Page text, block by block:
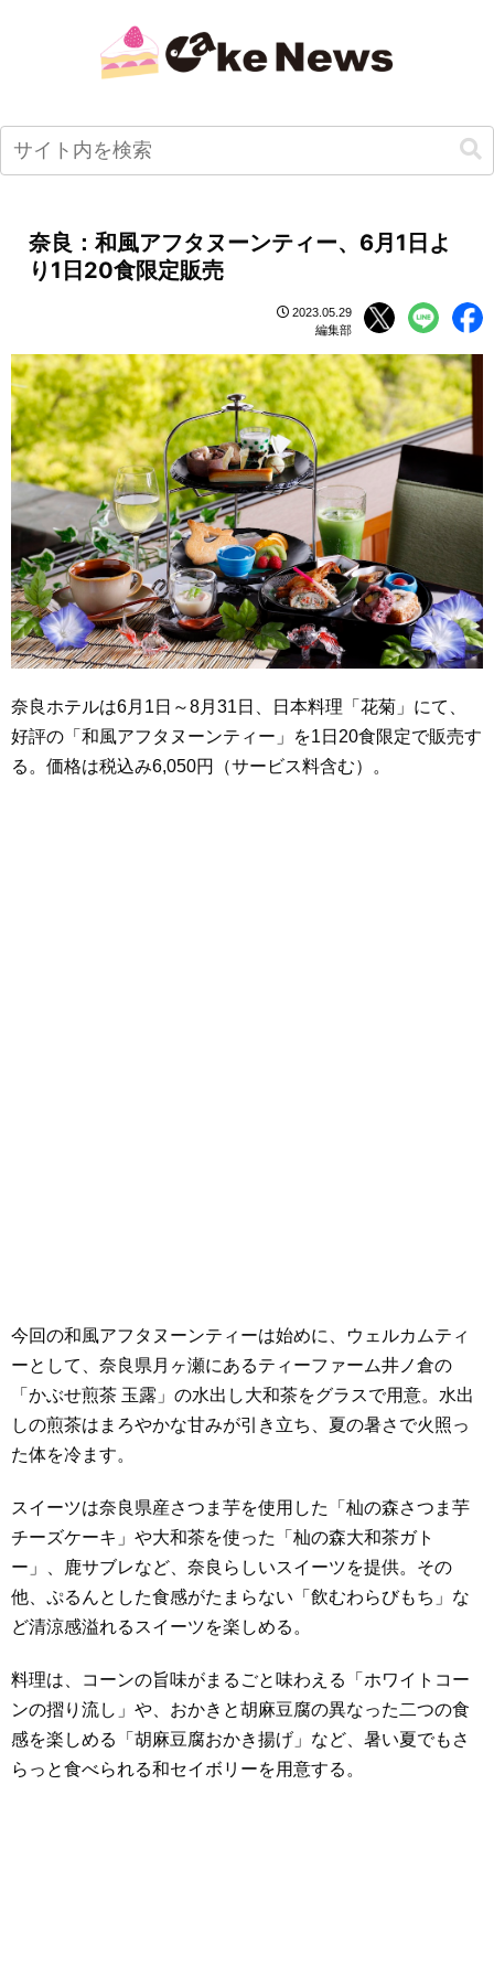
奈良：和風アフタヌーンティー、6月1日よ
り1日20食限定販売
2023.05.29
編集部
奈良ホテルは6月1日～8月31日、日本料理「花菊」にて、
好評の「和風アフタヌーンティー」を1日20食限定で販売す
る。価格は税込み6,050円（サービス料含む）。
今回の和風アフタヌーンティーは始めに、ウェルカムティ
ーとして、奈良県月ヶ瀬にあるティーファーム井ノ倉の
「かぶせ煎茶 玉露」の水出し大和茶をグラスで用意。水出
しの煎茶はまろやかな甘みが引き立ち、夏の暑さで火照っ
た体を冷ます。
スイーツは奈良県産さつま芋を使用した「杣の森さつま芋
チーズケーキ」や大和茶を使った「杣の森大和茶ガト
ー」、鹿サブレなど、奈良らしいスイーツを提供。その
他、ぷるんとした食感がたまらない「飲むわらびもち」な
ど清涼感溢れるスイーツを楽しめる。
料理は、コーンの旨味がまるごと味わえる「ホワイトコー
ンの摺り流し」や、おかきと胡麻豆腐の異なった二つの食
感を楽しめる「胡麻豆腐おかき揚げ」など、暑い夏でもさ
らっと食べられる和セイボリーを用意する。